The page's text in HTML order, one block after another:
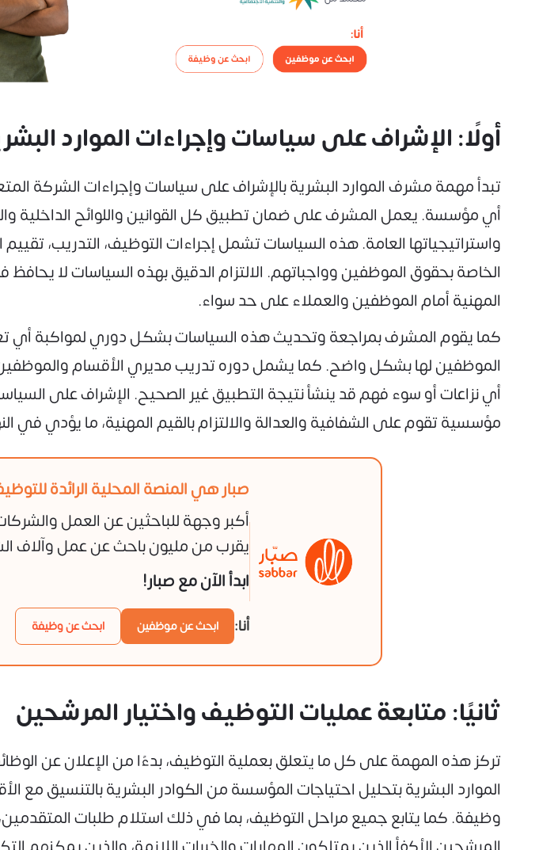
أولًا: الإشراف على سياسات وإجراءات الموارد
تبدأ مهمة مشرف الموارد البشرية بالإشراف على سياسات وإجراءات الشركة
أي مؤسسة. يعمل المشرف على ضمان تطبيق كل القوانين واللوائح الداخلية
واستراتيجياتها العامة. هذه السياسات تشمل إجراءات التوظيف، التدريب، تقييم
الخاصة بحقوق الموظفين وواجباتهم. الالتزام الدقيق بهذه السياسات لا
المهنية أمام الموظفين والعملاء على حد سواء.
كما يقوم المشرف بمراجعة وتحديث هذه السياسات بشكل دوري لمواكبة أي
الموظفين لها بشكل واضح. كما يشمل دوره تدريب مديري الأقسام
أي نزاعات أو سوء فهم قد ينشأ نتيجة التطبيق غير الصحيح. الإشراف على
مؤسسية تقوم على الشفافية والعدالة والالتزام بالقيم المهنية، ما يؤدي في
صبار هي المنصة المحلية الرائدة
أكبر وجهة للباحثين عن العمل
يقرب من مليون باحث عن عمل وآلاف
ابدأ الآن مع صبار!
أنا: ابحث عن موظفين ابحث عن وظيفة
ثانيًا: متابعة عمليات التوظيف واختيار المرشحين
تركز هذه المهمة على كل ما يتعلق بعملية التوظيف، بدءًا من الإعلان عن
الموارد البشرية بتحليل احتياجات المؤسسة من الكوادر البشرية بالتنسيق مع
وظيفة. كما يتابع جميع مراحل التوظيف، بما في ذلك استلام طلبات المتقدمين،